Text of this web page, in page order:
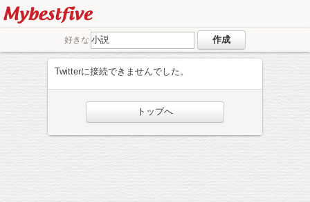
好きな
Twitterに接続できませんでした。
トップへ